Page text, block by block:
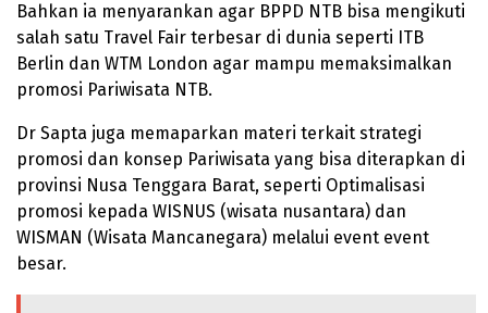
Bahkan ia menyarankan agar BPPD NTB bisa mengikuti
salah satu Travel Fair terbesar di dunia seperti ITB
Berlin dan WTM London agar mampu memaksimalkan
promosi Pariwisata NTB.
Dr Sapta juga memaparkan materi terkait strategi
promosi dan konsep Pariwisata yang bisa diterapkan di
provinsi Nusa Tenggara Barat, seperti Optimalisasi
promosi kepada WISNUS (wisata nusantara) dan
WISMAN (Wisata Mancanegara) melalui event event
besar.